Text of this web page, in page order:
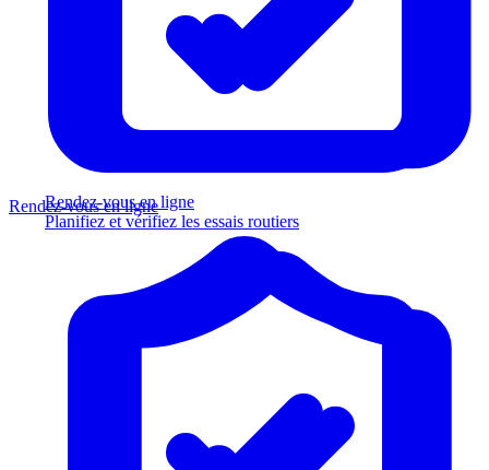
Rendez-vous en ligne
Planifiez et vérifiez les essais routiers
Rendez-vous en ligne